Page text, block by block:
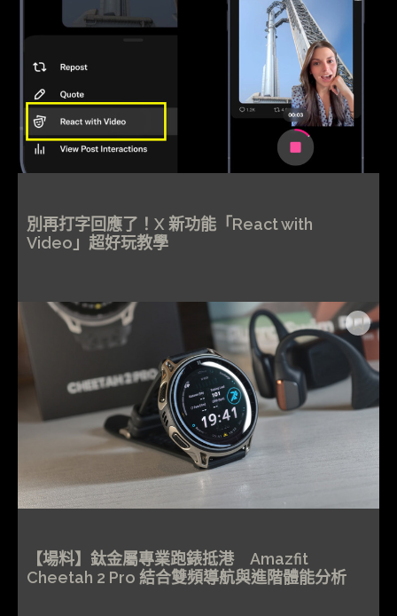
別再打字回應了！X 新功能「React with
Video」超好玩教學
【場料】鈦金屬專業跑錶抵港 Amazfit
Cheetah 2 Pro 結合雙頻導航與進階體能分析